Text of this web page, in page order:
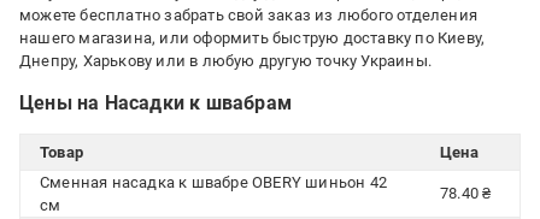
можете бесплатно забрать свой заказ из любого отделения
нашего магазина, или оформить быструю доставку по Киеву,
Днепру, Харькову или в любую другую точку Украины.
Цены на Насадки к швабрам
Товар
Цена
Сменная насадка к швабре OBERY шиньон 42
см
78.40 ₴